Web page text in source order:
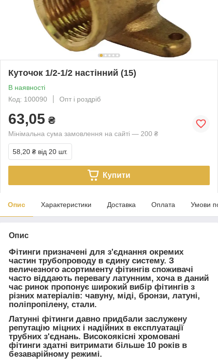
Куточок 1/2-1/2 настінний (15)
В наявності
Код: 100090
Опт і роздріб
63,05 ₴
Мінімальна сума замовлення на сайті — 200 ₴
58,20 ₴ від 20 шт.
Купити
Опис Характеристики Доставка Оплата Умови
Опис
Фітинги призначені для з'єднання окремих
частин трубопроводу в єдину систему. З
величезного асортименту фітингів споживачі
часто віддають перевагу латунним, хоча в даний
час ринок пропонує широкий вибір фітингів з
різних матеріалів: чавуну, міді, бронзи, латуні,
поліпропілену, стали.
Латунні фітинги давно придбали заслужену
репутацію міцних і надійних в експлуатації
трубних з'єднань. Високоякісні хромовані
фітинги здатні витримати більше 10 років в
безаварійному режимі.